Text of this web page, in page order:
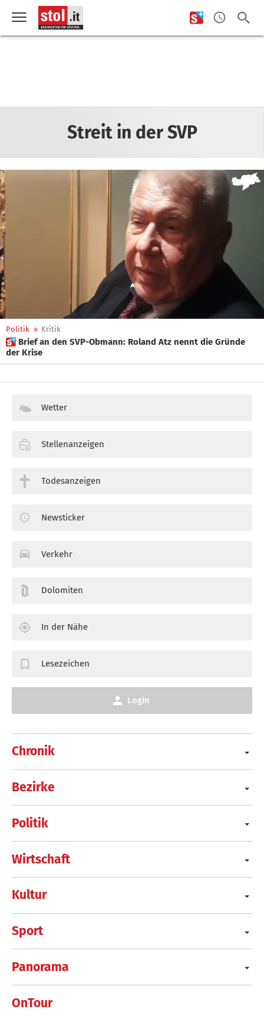
Streit in der SVP
Politik » Kritik
 Brief an den SVP-Obmann: Roland Atz nennt die Gründe
der Krise
Chronik
Bezirke
Politik
Wirtschaft
Kultur
Sport
Panorama
OnTour
Wetter
Stellenanzeigen
Todesanzeigen
Newsticker
Verkehr
Dolomiten
In der Nähe
Lesezeichen
Login